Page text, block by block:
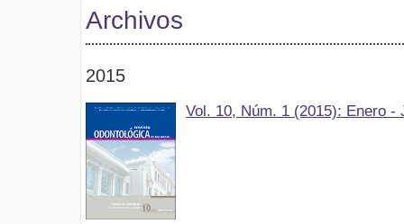
Archivos
2015
Vol. 10, Núm. 1 (2015): Enero -